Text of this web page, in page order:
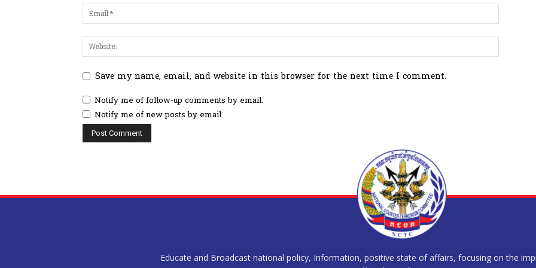
Save my name, email, and website in this browser for the next time I comment.
Notify me of follow-up comments by email.
Notify me of new posts by email.
Educate and Broadcast national policy, Information, positive state of affairs, focusing on the